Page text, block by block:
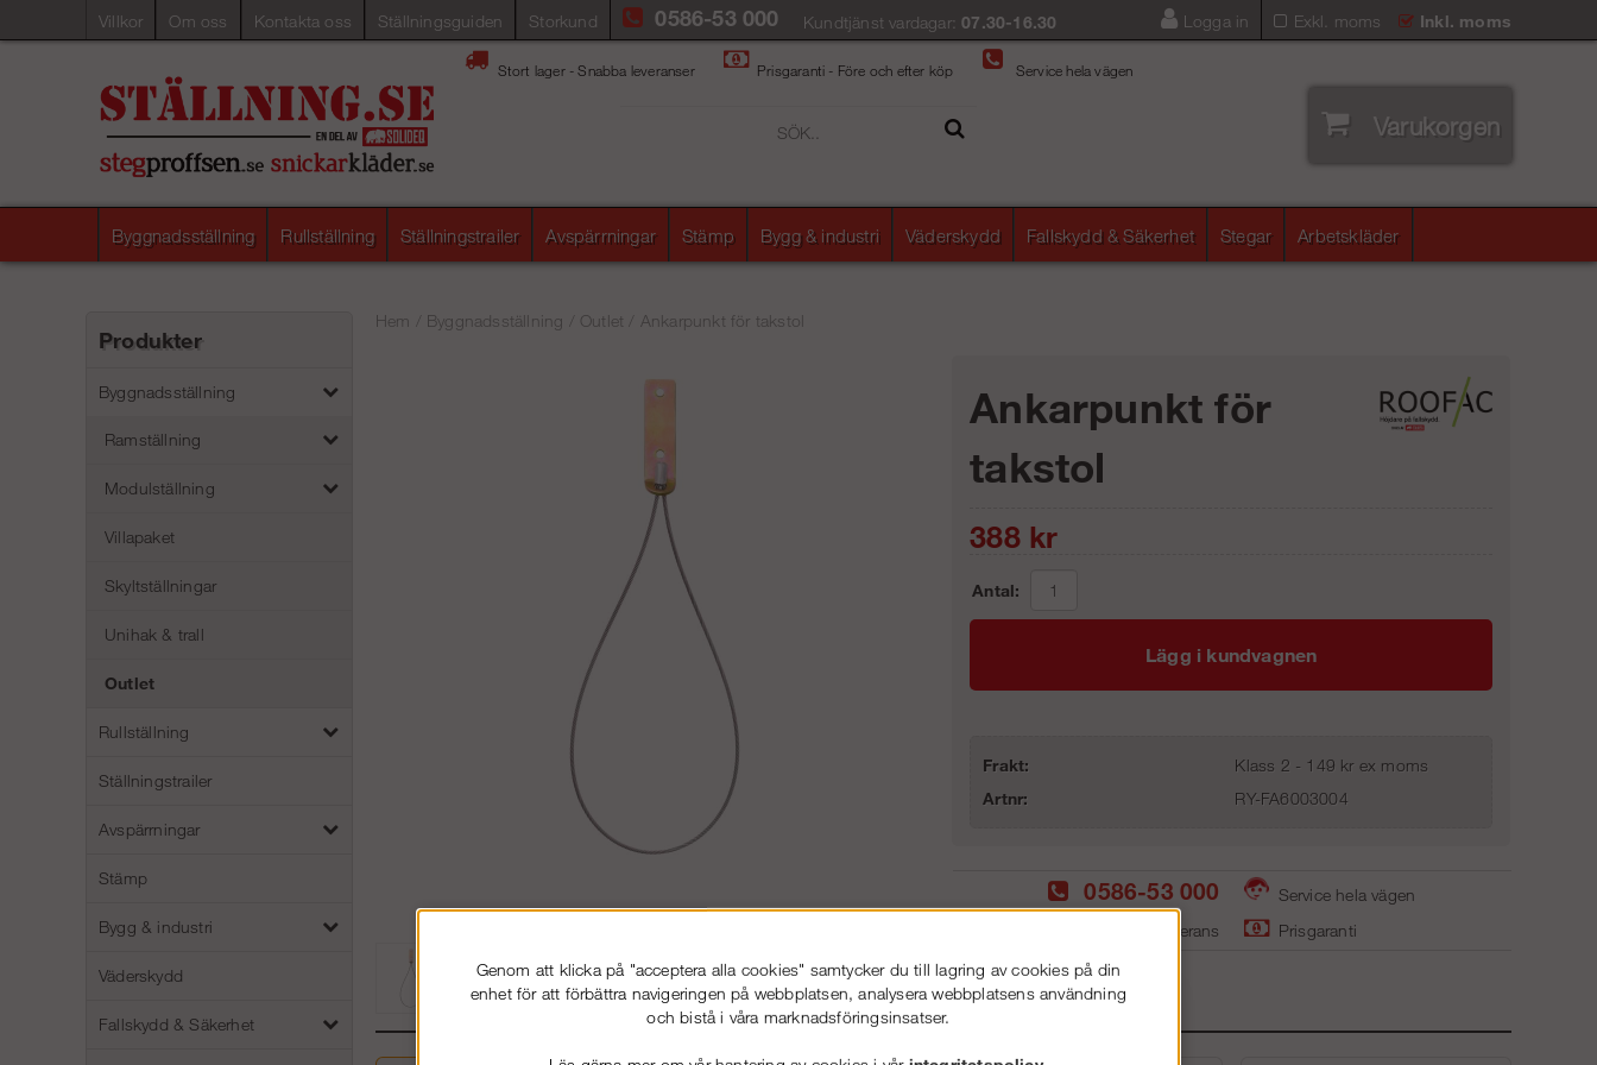
Villkor Om oss Kontakta oss Ställningsguiden Storkund Exkl. moms Inkl. moms
0586-53 000 Kundtjänst vardagar:07.30-16.30 Logga in
Stort lager - Snabba leveranser Prisgaranti - Före och efter köp Service hela vägen
Varukorgen
Byggnadsställning Rullställning Ställningstrailer Avspärrningar Stämp Bygg & industri Väderskydd Fallskydd & Säkerhet Stegar Arbetskläder
Produkter
Byggnadsställning
Ramställning
Modulställning
Villapaket
Skyltställningar
Unihak & trall
Outlet
Rullställning
Ställningstrailer
Avspärrningar
Stämp
Bygg & industri
Väderskydd
Fallskydd & Säkerhet
Hem Byggnadsställning Outlet Ankarpunkt för takstol
Ankarpunkt för takstol
Ankarpunkt för
takstol
388kr
Antal:
Lägg i kundvagnen
Frakt:
Klass 2 - 149 kr ex moms
Artnr:
RY-FA6003004
0586-53 000
Service hela vägen
Stora lager - snabb leverans
Prisgaranti
Genom att klicka på "acceptera alla cookies" samtycker du till lagring av cookies på din
enhet för att förbättra navigeringen på webbplatsen, analysera webbplatsens användning
och bistå i våra marknadsföringsinsatser.